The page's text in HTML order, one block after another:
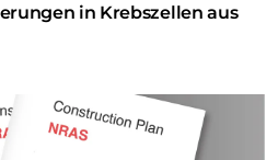
in Krebszellen aus